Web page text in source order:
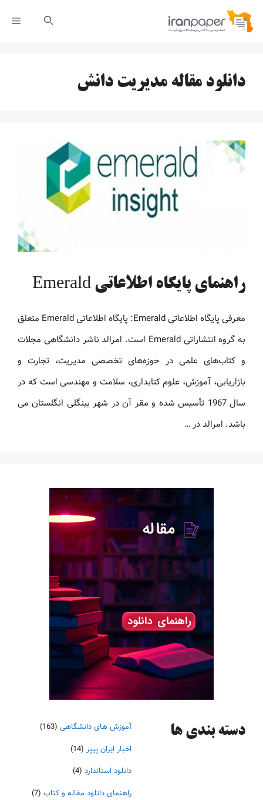
پرش
دانلود مقاله مدیریت دانش
راهنمای پایگاه اطلاعاتی Emerald
معرفی پایگاه اطلاعاتی Emerald: پایگاه اطلاعاتی Emerald متعلق
به گروه انتشاراتی Emerald است. امرالد ناشر دانشگاهی مجلات
و کتاب‌های علمی در حوزه‌های تخصصی مدیریت، تجارت و
بازاریابی، آموزش، علوم کتابداری، سلامت و مهندسی است که در
سال 1967 تأسیس شده و مقر آن در شهر بینگلی انگلستان می
باشد. امرالد در …
دسته‌ بندی ها آموزش های دانشگاهی (163)
اخبار ایران پیپر (14)
دانلود استاندارد (4)
راهنمای دانلود مقاله و کتاب (7)